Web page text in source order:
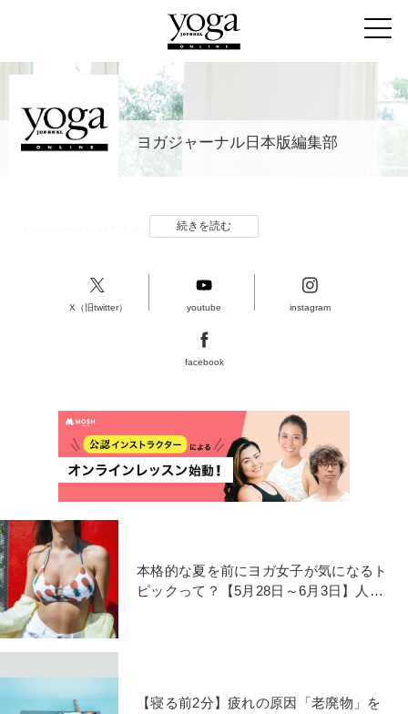
ヨガジャーナル日本版編集部
続きを読む
X（旧twitter） youtube instagram
facebook
本格的な夏を前にヨガ女子が気になるト
ピックって？【5月28日～6月3日】人気
【寝る前2分】疲れの原因「老廃物」を